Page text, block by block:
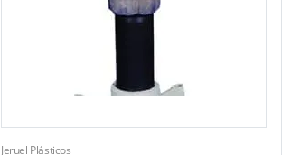
Jeruel Plásticos